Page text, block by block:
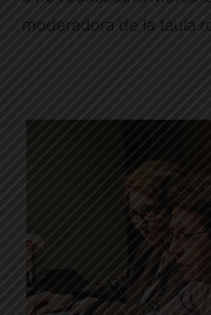
moderadora de la taula